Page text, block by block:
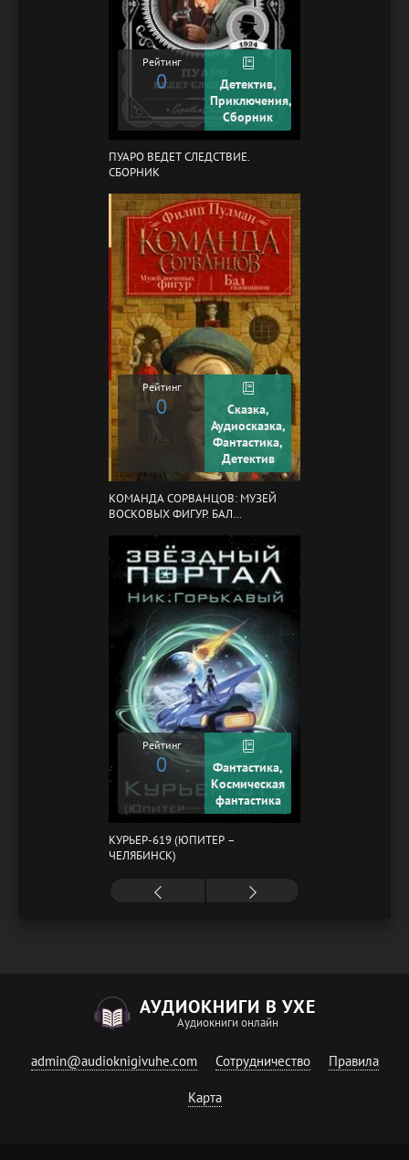
Рейтинг
0
Детектив,
Приключения,
Сборник
ПУАРО ВЕДЕТ СЛЕДСТВИЕ.
СБОРНИК
Рейтинг
0
Сказка,
Аудиосказка,
Фантастика,
Детектив
КОМАНДА СОРВАНЦОВ: МУЗЕЙ
ВОСКОВЫХ ФИГУР. БАЛ
Рейтинг
0
Фантастика,
Космическая
фантастика
КУРЬЕР-619 (ЮПИТЕР –
ЧЕЛЯБИНСК)
АУДИОКНИГИ В УХЕ
Аудиокниги онлайн
admin@audioknigivuhe.com Сотрудничество Правила
Карта